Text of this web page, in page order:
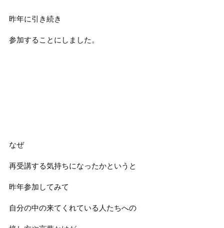
昨年に引き続き
参加することにしました。
なぜ
再受講する気持ちになったかというと
昨年参加してみて
自分の中の来てくれている人たちへの